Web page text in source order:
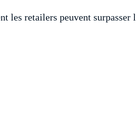
les retailers peuvent surpasser